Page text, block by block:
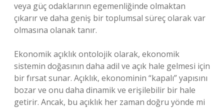
veya güç odaklarının egemenliğinde olmaktan
çıkarır ve daha geniş bir toplumsal süreç olarak var
olmasına olanak tanır.
Ekonomik açıklık ontolojik olarak, ekonomik
sistemin doğasının daha adil ve açık hale gelmesi için
bir fırsat sunar. Açıklık, ekonominin “kapalı” yapısını
bozar ve onu daha dinamik ve erişilebilir bir hale
getirir. Ancak, bu açıklık her zaman doğru yönde mi